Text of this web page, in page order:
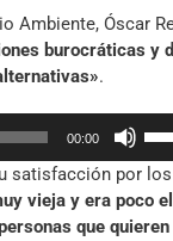
el
para
o
el
Ambiente, Óscar
burocráticas y
.
00:00
de
satisfacción por los
vieja y era poco
que